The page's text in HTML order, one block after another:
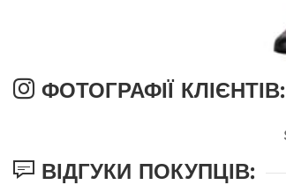
ФОТОГРАФІЇ КЛІЄНТІВ:
ВІДГУКИ ПОКУПЦІВ: